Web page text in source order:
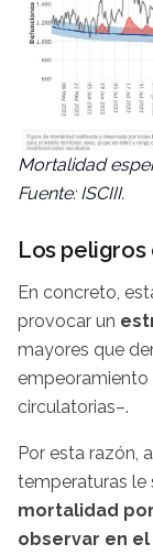
Mortalidad
Fuente: ISCIII.
Los
En concreto,
provocar un
mayores que
empeoramiento
circulatorias–.
Por esta razón,
temperaturas le
mortalidad
observar en el